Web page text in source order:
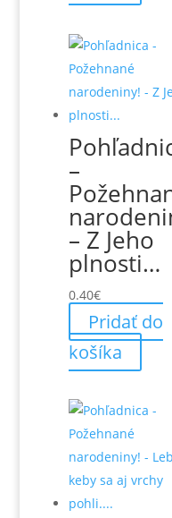
–
– Z Jeho
plnosti…
0.40€
Pridať do
košíka